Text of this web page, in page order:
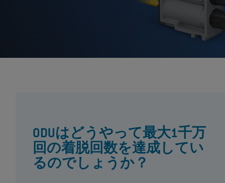
ODUはどうやって最大1千万
回の着脱回数を達成してい
るのでしょうか？